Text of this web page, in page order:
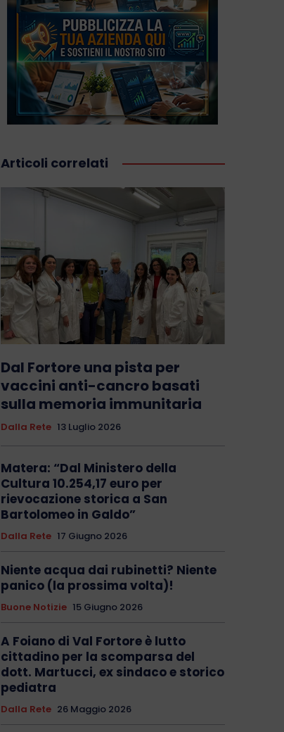
Articoli correlati
Dal Fortore una pista per
vaccini anti-cancro basati
sulla memoria immunitaria
Dalla Rete 13 Luglio 2026
Matera: “Dal Ministero della
Cultura 10.254,17 euro per
rievocazione storica a San
Bartolomeo in Galdo”
Dalla Rete 17 Giugno 2026
Niente acqua dai rubinetti? Niente
panico (la prossima volta)!
Buone Notizie 15 Giugno 2026
A Foiano di Val Fortore è lutto
cittadino per la scomparsa del
dott. Martucci, ex sindaco e storico
pediatra
Dalla Rete 26 Maggio 2026